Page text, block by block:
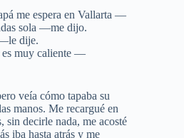
me espera en Vallarta —
sola —me dijo.
dije.
es muy caliente —
veía cómo tapaba su
manos. Me recargué en
sin decirle nada, me acosté
iba hasta atrás y me